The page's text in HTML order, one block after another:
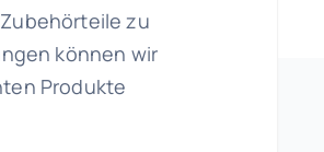
zu
können wir
Produkte